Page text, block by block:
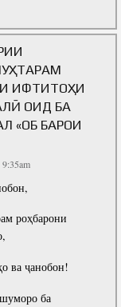
ТОҶИКИСТОН, ПЕШВОИ
ИФТИТОҲИ
ОИД БА
«ОБ БАРОИ
9:35am
роҳбарони
ва ҷанобон!
ба